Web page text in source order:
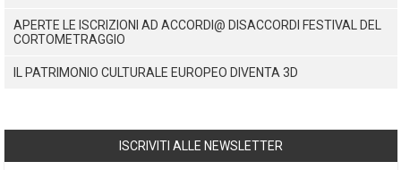
APERTE LE ISCRIZIONI AD ACCORDI@ DISACCORDI FESTIVAL DEL
CORTOMETRAGGIO
IL PATRIMONIO CULTURALE EUROPEO DIVENTA 3D
ISCRIVITI ALLE NEWSLETTER